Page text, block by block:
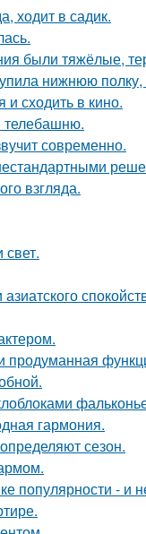
ходит в садик.
были тяжёлые,
нижнюю полку,
сходить в кино.
телебашню.
современно.
взгляда.
свет.
продуманная
гармония.
сезон.
популярности - и